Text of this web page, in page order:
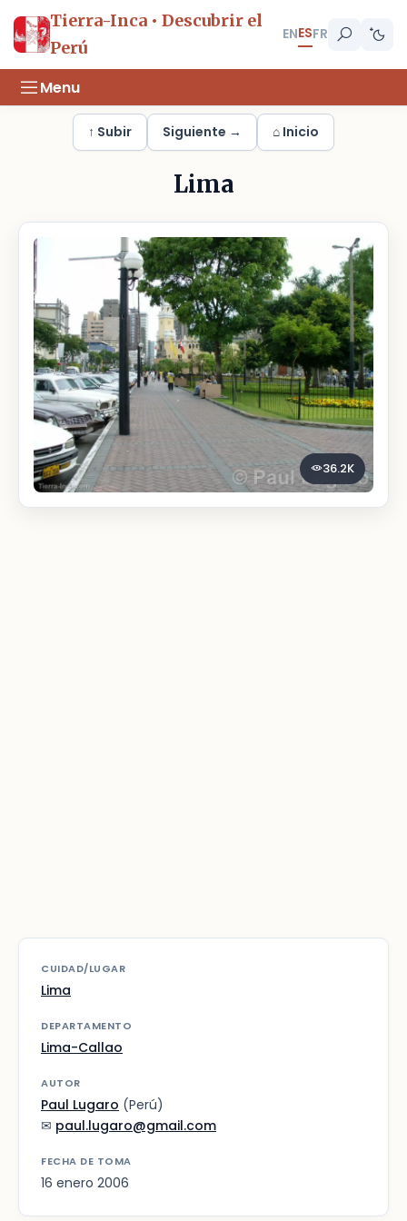
Tierra-Inca • Descubrir el
Perú
ENESFR
Menu
↑ Subir Siguiente → ⌂ Inicio
Lima
36.2K
CUIDAD/LUGAR
Lima
DEPARTAMENTO
Lima-Callao
AUTOR
Paul Lugaro (Perú)
✉ paul.lugaro@gmail.com
FECHA DE TOMA
16 enero 2006